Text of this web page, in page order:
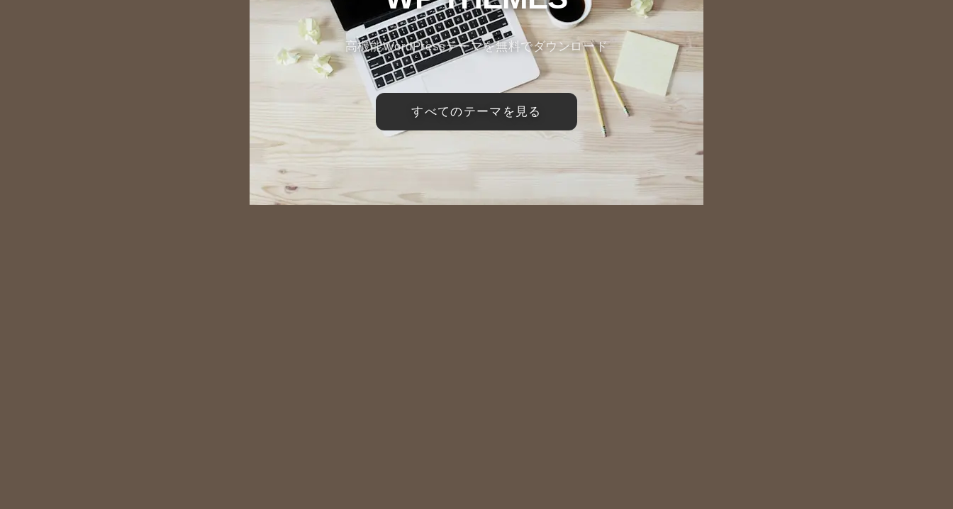
高機能WordPressテーマを無料でダウンロード
すべてのテーマを見る